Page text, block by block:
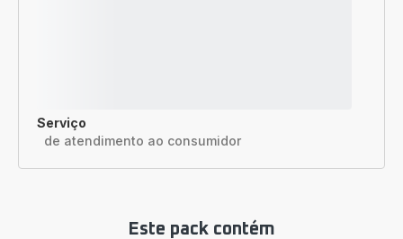
Serviço
de atendimento ao consumidor
Este pack contém